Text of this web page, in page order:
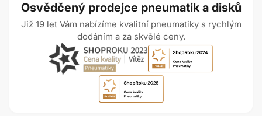
Osvědčený prodejce pneumatik a disků
Již 19 let Vám nabízíme kvalitní pneumatiky s rychlým
dodáním a za skvělé ceny.